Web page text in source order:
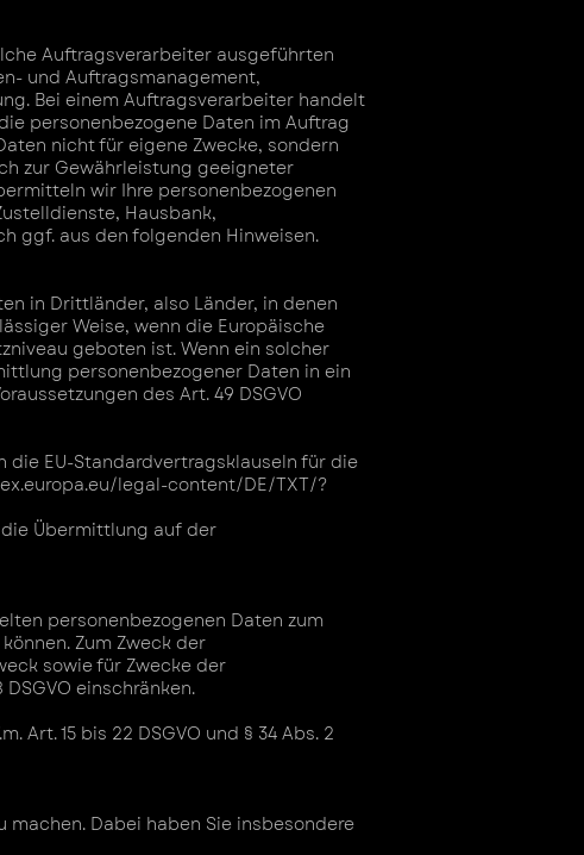
Auftragsverarbeiter ausgeführten
und Auftragsmanagement,
Bei einem Auftragsverarbeiter handelt
personenbezogene Daten im Auftrag
nicht für eigene Zwecke, sondern
zur Gewährleistung geeigneter
wir Ihre personenbezogenen
Hausbank,
ggf. aus den folgenden Hinweisen.
in Drittländer, also Länder, in denen
Weise, wenn die Europäische
geboten ist. Wenn ein solcher
personenbezogener Daten in ein
des Art. 49 DSGVO
EU-Standardvertragsklauseln für die
legal-content/DE/TXT/?
Übermittlung auf der
personenbezogenen Daten zum
Zum Zweck der
sowie für Zwecke der
einschränken.
Art. 15 bis 22 DSGVO und § 34 Abs. 2
Dabei haben Sie insbesondere